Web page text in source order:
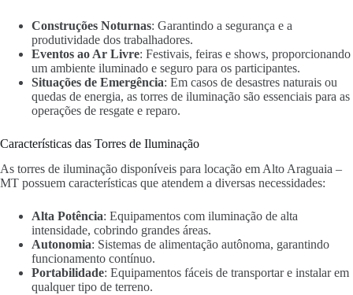
Construções Noturnas: Garantindo a segurança e a
produtividade dos trabalhadores.
Eventos ao Ar Livre: Festivais, feiras e shows, proporcionando
um ambiente iluminado e seguro para os participantes.
Situações de Emergência: Em casos de desastres naturais ou
quedas de energia, as torres de iluminação são essenciais para as
operações de resgate e reparo.
Características das Torres de Iluminação
As torres de iluminação disponíveis para locação em Alto Araguaia –
MT possuem características que atendem a diversas necessidades:
Alta Potência: Equipamentos com iluminação de alta
intensidade, cobrindo grandes áreas.
Autonomia: Sistemas de alimentação autônoma, garantindo
funcionamento contínuo.
Portabilidade: Equipamentos fáceis de transportar e instalar em
qualquer tipo de terreno.